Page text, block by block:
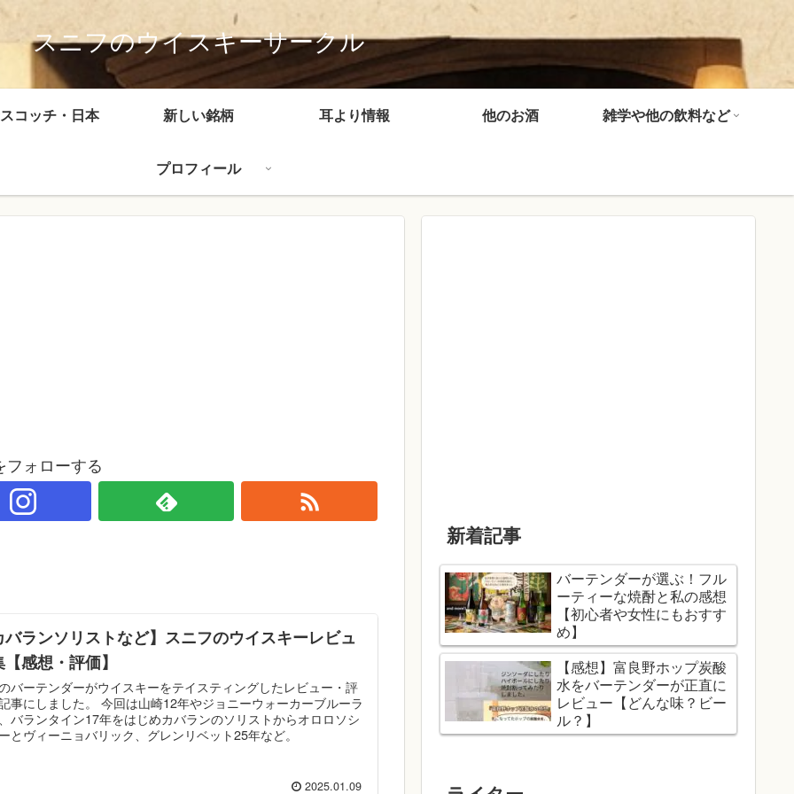
スニフのウイスキーサークル
コッチ・日本 新しい銘柄 耳より情報 他のお酒 雑学や他の飲料など
プロフィール
フォローする
バランソリストなど】スニフのウイスキーレビュ
感想・評価】
バーテンダーがウイスキーをテイスティングしたレビュー・評
事にしました。 今回は山崎12年やジョニーウォーカーブルーラ
バランタイン17年をはじめカバランのソリストからオロロソシ
とヴィーニョバリック、グレンリベット25年など。
2025.01.09
新着記事
バーテンダーが選ぶ！フル
ーティーな焼酎と私の感想
【初心者や女性にもおすす
め】
【感想】富良野ホップ炭酸
水をバーテンダーが正直に
レビュー【どんな味？ビー
ル？】